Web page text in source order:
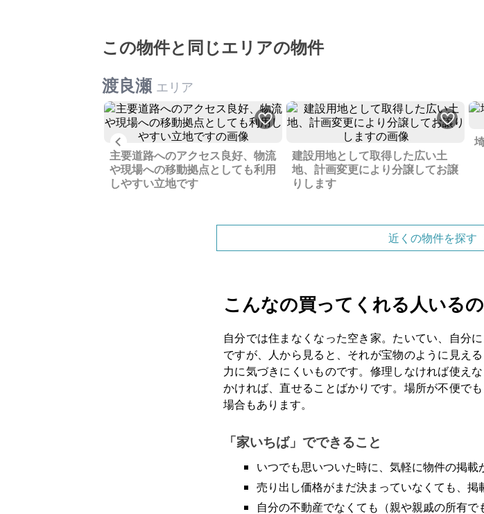
この物件と同じエリアの物件
渡良瀬 エリア
Previous
主要道路へのアクセス良好、物流
や現場への移動拠点としても利用
しやすい立地です
建設用地として取得した広い土
地、計画変更により分譲してお譲
りします
近くの物件を探す
こんなの買ってくれる人いる
自分では住まなくなった空き家。たいてい、自分
ですが、人から見ると、それが宝物のように見え
力に気づきにくいものです。修理しなければ使え
かければ、直せることばかりです。場所が不便で
場合もあります。
「家いちば」でできること
いつでも思いついた時に、気軽に物件の掲載
売り出し価格がまだ決まっていなくても、掲
自分の不動産でなくても（親や親戚の所有で